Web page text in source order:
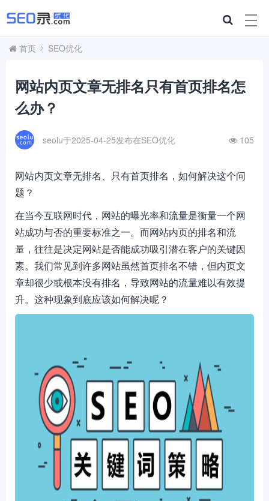
首页 SEO优化
网站内页文章无排名只有首页排名怎
么办？
seolu于2025-04-25发布在SEO优化 105
网站内页文章无排名、只有首页排名，如何解决这个问
题？
在当今互联网时代，网站的曝光率和流量是衡量一个网
站成功与否的重要标准之一。而网站内页的排名和流
量，往往是决定网站是否能成功吸引潜在客户的关键因
素。我们常见到许多网站虽然首页排名不错，但内页文
章却很少或根本没有排名，导致网站的流量难以有效提
升。这种现象到底应该如何解决呢？